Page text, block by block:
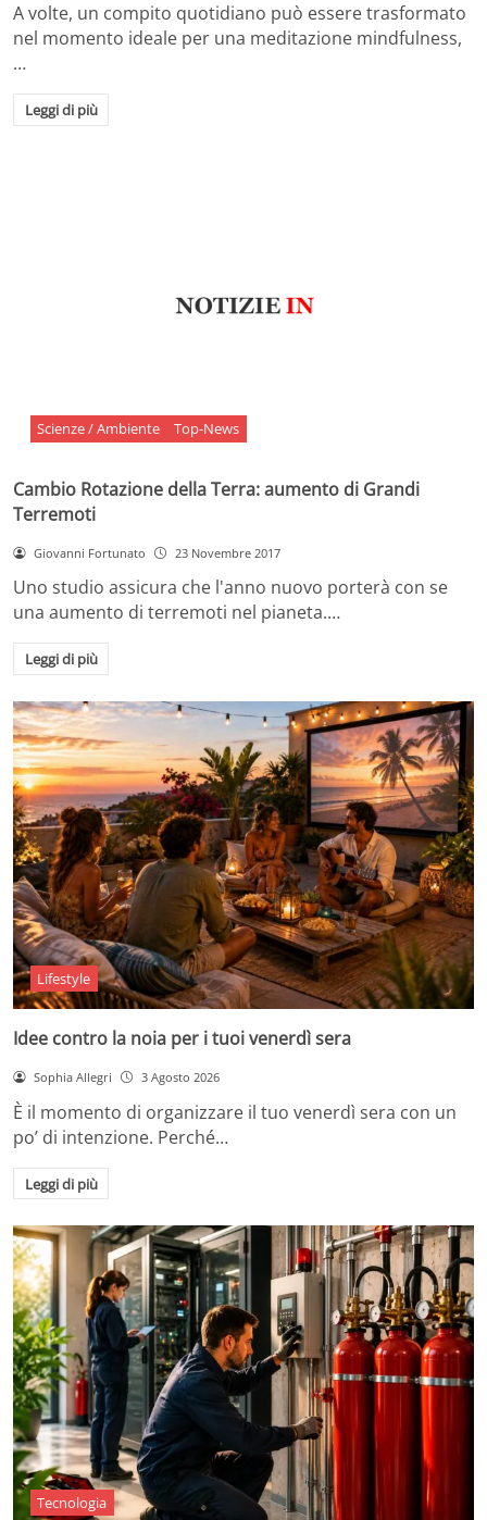
A volte, un compito quotidiano può essere trasformato
nel momento ideale per una meditazione mindfulness,
…
Leggi di più
Scienze / Ambiente Top-News
Cambio Rotazione della Terra: aumento di Grandi
Terremoti
Giovanni Fortunato 23 Novembre 2017
Uno studio assicura che l'anno nuovo porterà con se
una aumento di terremoti nel pianeta.…
Leggi di più
Lifestyle
Idee contro la noia per i tuoi venerdì sera
Sophia Allegri 3 Agosto 2026
È il momento di organizzare il tuo venerdì sera con un
po’ di intenzione. Perché…
Leggi di più
Tecnologia